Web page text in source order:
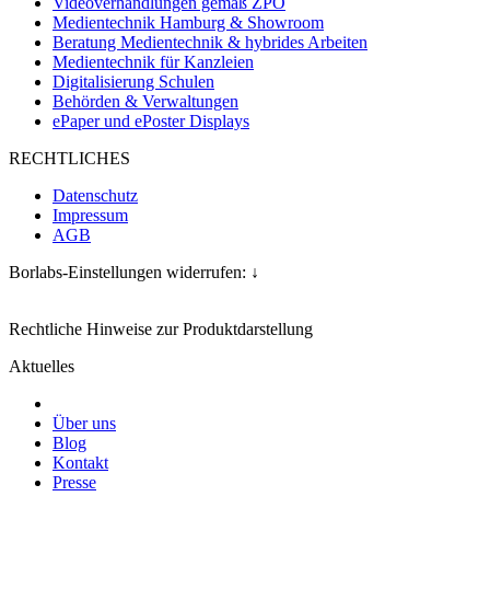
Medientechnik Hamburg & Showroom
Beratung Medientechnik & hybrides Arbeiten
Medientechnik für Kanzleien
Digitalisierung Schulen
Behörden & Verwaltungen
ePaper und ePoster Displays
RECHTLICHES
Datenschutz
Impressum
AGB
Borlabs-Einstellungen widerrufen: ↓
Rechtliche Hinweise zur Produktdarstellung
Aktuelles
Über uns
Blog
Kontakt
Presse